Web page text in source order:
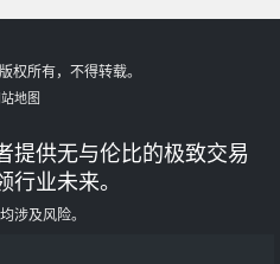
权所有，不得转载。
地图
提供无与伦比的极致交易
行业未来。
涉及风险。